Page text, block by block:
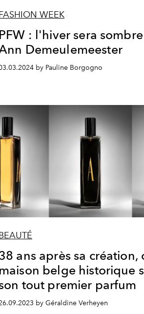
WEEK
PFW : l'hiver sera
Demeulemeester
by Pauline Borgogno
ans après sa création,
maison belge historique
tout premier parfum
by Géraldine Verheyen